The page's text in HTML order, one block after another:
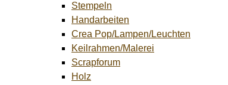
Stempeln
Handarbeiten
Crea Pop/Lampen/Leuchten
Keilrahmen/Malerei
Scrapforum
Holz